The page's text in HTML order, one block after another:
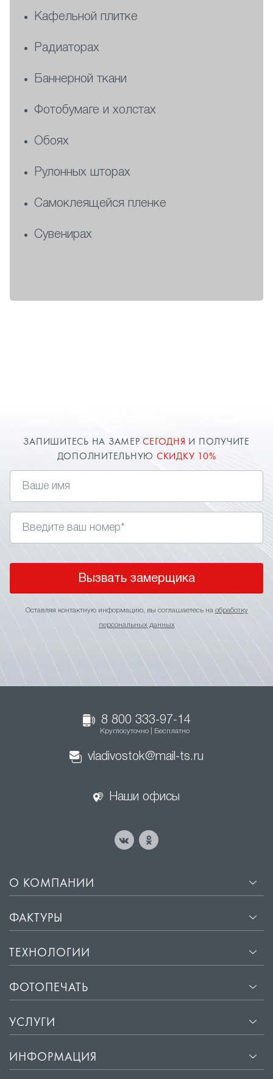
Кафельной плитке
Радиаторах
Баннерной ткани
Фотобумаге и холстах
Обоях
Рулонных шторах
Самоклеящейся пленке
Сувенирах
ЗАПИШИТЕСЬ НА ЗАМЕРСЕГОДНЯ И ПОЛУЧИТЕ
ДОПОЛНИТЕЛЬНУЮ СКИДКУ 10%
Вызвать замерщика
Оставляя контактную информацию, вы соглашаетесь на обработку
персональных данных
8 800 333-97-14
Круглосуточно | Бесплатно
vladivostok@mail-ts.ru
Наши офисы
О КОМПАНИИ
ФАКТУРЫ
ТЕХНОЛОГИИ
ФОТОПЕЧАТЬ
УСЛУГИ
ИНФОРМАЦИЯ